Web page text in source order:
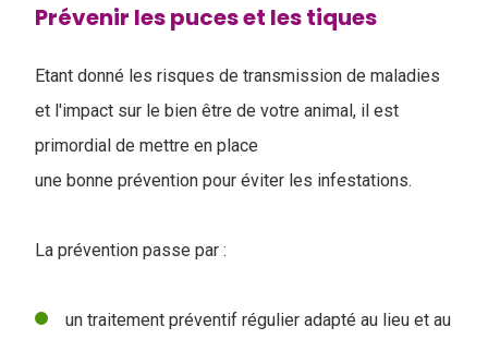
Prévenir les puces et les tiques
Etant donné les risques de transmission de maladies
et l'impact sur le bien être de votre animal, il est
primordial de mettre en place
une bonne prévention pour éviter les infestations.
La prévention passe par :
un traitement préventif régulier adapté au lieu et au